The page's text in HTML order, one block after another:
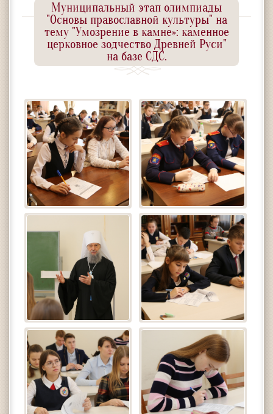
Муниципальный этап олимпиады
"Основы православной культуры" на
тему "Умозрение в камне»: каменное
церковное зодчество Древней Руси"
на базе СДС.